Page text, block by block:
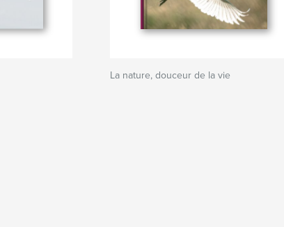
La nature, douceur de la vie